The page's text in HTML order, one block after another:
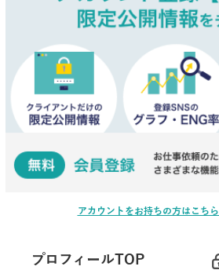
アカウントをお持ちの方はこち
プロフィールTOP